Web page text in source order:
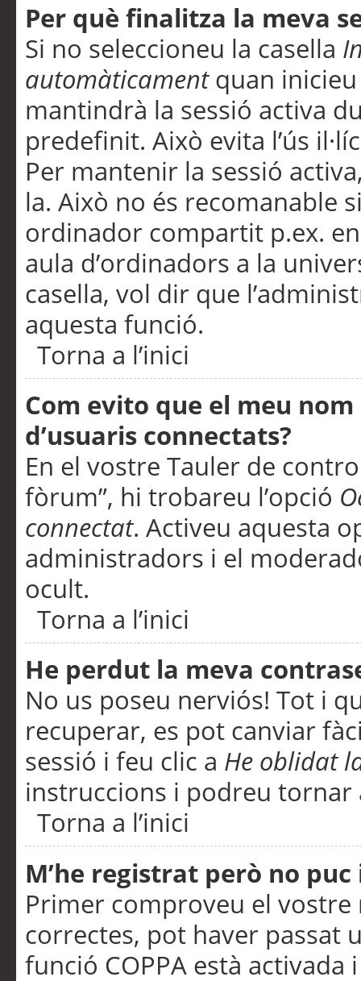
Per què finalitza la meva
Si no seleccioneu la casella
automàticamentquan inicieu
mantindrà la sessió activa
predefinit. Això evita l’ús
Per mantenir la sessió
la. Això no és recomanable
ordinador compartit p.ex.
aula d’ordinadors a la
casella, vol dir que
aquesta funció.
Torna a l’inici
Com evito que el meu
d’usuaris connectats?
En el vostre Tauler de
fòrum”, hi trobareu l’opció
connectat. Activeu aquesta
administradors i el
ocult.
Torna a l’inici
He perdut la meva
No us poseu nerviós! Tot i
recuperar, es pot canviar
sessió i feu clic a He oblidat
instruccions i podreu tornar
Torna a l’inici
M’he registrat però no
Primer comproveu el vostre
correctes, pot haver passat
funció COPPA està